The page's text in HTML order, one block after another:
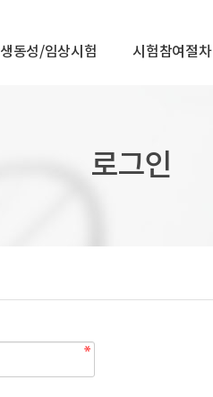
생동성/임상시험 시험참여절차
로그인